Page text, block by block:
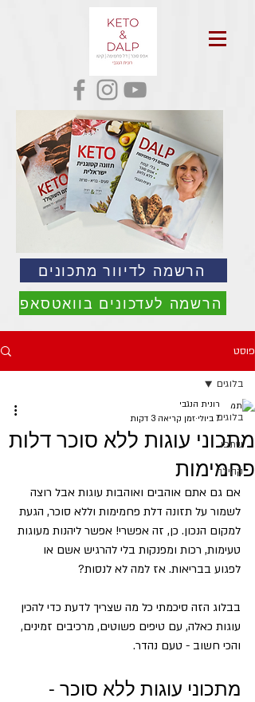
הרשמה לדיוור מתכונים
הרשמה לעדכונים בוואטסאפ
פוסט
בלוגים
שתפו
קהילה
בלוגים
מתכוני עוגות ללא סוכר דלות
פחמימות
רונית הנגבי
7 ביולי
זמן קריאה 3 דקות
אם גם אתם אוהבים ואוהבות עוגות אבל רוצה
לשמור על תזונה דלת פחמימות וללא סוכר, הגעת
למקום הנכון. כן, זה אפשרי! אפשר ליהנות מעוגות
טעימות, רכות ומפנקות בלי להרגיש אשם או
לפגוע בבריאות. אז למה לא לנסות?
בבלוג הזה סיכמתי כל מה שצריך לדעת כדי להכין
עוגות כאלה, עם טיפים פשוטים, מרכיבים זמינים,
והכי חשוב - טעם נהדר.
מתכוני עוגות ללא סוכר -